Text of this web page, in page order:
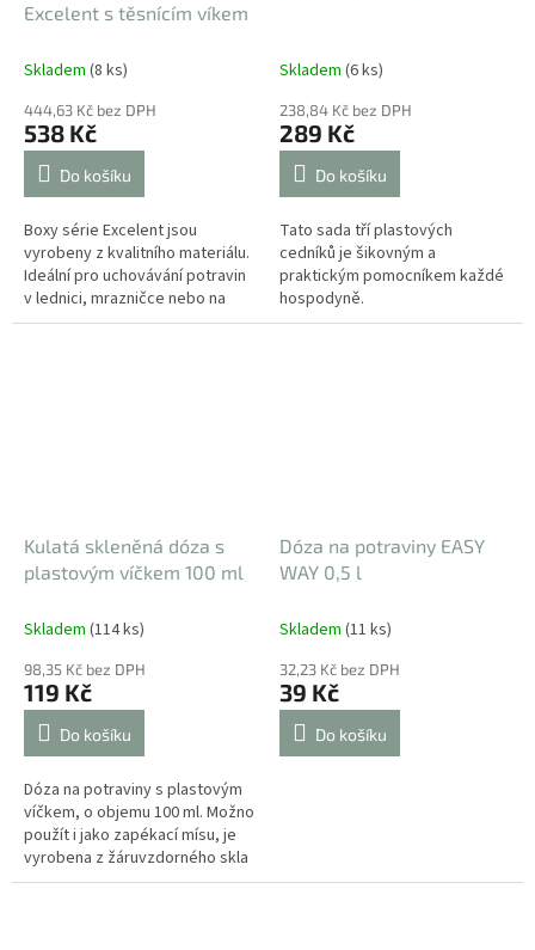
Excelent s těsnícím víkem
Skladem (8 ks)
444,63 Kč bez DPH
538 Kč
Do košíku
Boxy série Excelent jsou
vyrobeny z kvalitního materiálu.
Ideální pro uchovávání potravin
v lednici, mrazničce nebo na
cesty.
Skladem (6 ks)
238,84 Kč bez DPH
289 Kč
Do košíku
Tato sada tří plastových
cedníků je šikovným a
praktickým pomocníkem každé
hospodyně.
Kulatá skleněná dóza s
plastovým víčkem 100 ml
Skladem (114 ks)
98,35 Kč bez DPH
119 Kč
Do košíku
Dóza na potraviny s plastovým
víčkem, o objemu 100 ml. Možno
použít i jako zapékací mísu, je
vyrobena z žáruvzdorného skla
odolného teplotám do 300 ºC
Dóza na potraviny EASY
WAY 0,5 l
Skladem (11 ks)
32,23 Kč bez DPH
39 Kč
Do košíku